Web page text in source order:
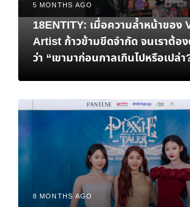
5 MONTHS AGO
18ENTITY: เมื่อความล้ำหน้าของ
Artist ก้าวข้ามขีดจำกัด จนเราต้อ
ว่า “เขามาก่อนกาลเกินไปหรือเปล่า
8 MONTHS AGO